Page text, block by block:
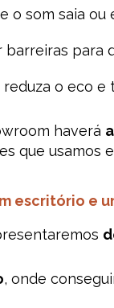
o som saia ou
barreiras para
reduza o eco e
haverá
que usamos
escritório e
, onde